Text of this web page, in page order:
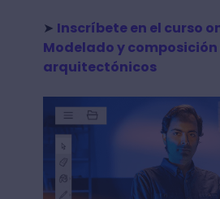
➤ Inscríbete en el curso
Modelado y
arquitectónicos